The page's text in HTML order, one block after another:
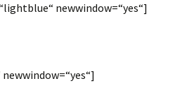
newwindow=“yes“]